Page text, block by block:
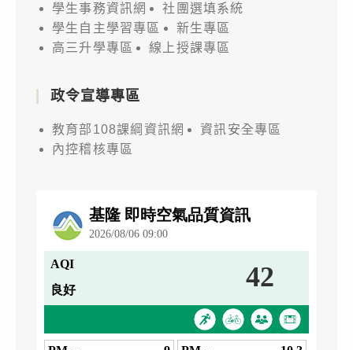
學生事務資訊網
社團選填系統
學生自主學習專區
新生專區
高三升學專區
線上授課專區
政令宣導專區
教育部108課綱資訊網
資訊安全專區
內控稽核專區